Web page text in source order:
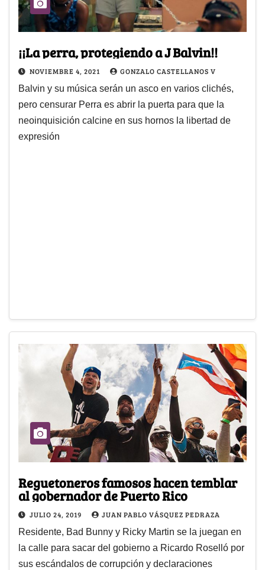
¡¡La perra, protegiendo a J Balvin!!
NOVIEMBRE 4, 2021 GONZALO CASTELLANOS V
Balvin y su música serán un asco en varios clichés,
pero censurar Perra es abrir la puerta para que la
neoinquisición calcine en sus hornos la libertad de
expresión
Reguetoneros famosos hacen temblar
al gobernador de Puerto Rico
JULIO 24, 2019 JUAN PABLO VÁSQUEZ PEDRAZA
Residente, Bad Bunny y Ricky Martin se la juegan en
la calle para sacar del gobierno a Ricardo Roselló por
sus escándalos de corrupción y declaraciones